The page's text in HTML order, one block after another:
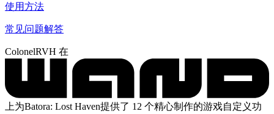
使用方法
常见问题解答
ColonelRVH 在
上为Batora: Lost Haven提供了 12 个精心制作的游戏自定义功